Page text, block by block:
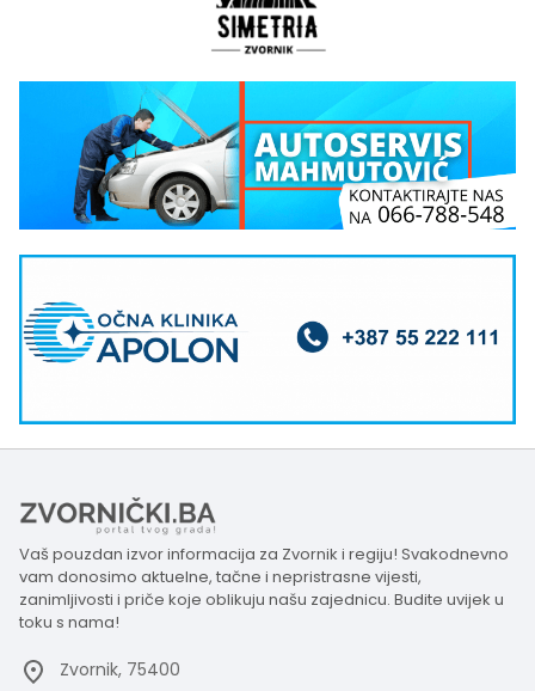
Vaš pouzdan izvor informacija za Zvornik i regiju! Svakodnevno
vam donosimo aktuelne, tačne i nepristrasne vijesti,
zanimljivosti i priče koje oblikuju našu zajednicu. Budite uvijek u
toku s nama!
Zvornik, 75400